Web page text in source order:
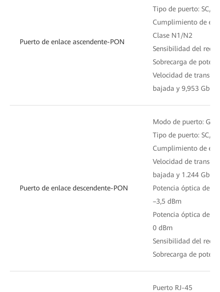
Puerto de enlace ascendente-PON
Tipo de puerto: SC/
Cumplimiento de
Clase N1/N2
Sensibilidad del
Sobrecarga de
Velocidad de
bajada y 9,953 Gbit/
Puerto de enlace descendente-PON
Modo de puerto:
Tipo de puerto: SC/
Cumplimiento de
Velocidad de
bajada y 1.244 Gbit/
Potencia óptica de
–3,5 dBm
Potencia óptica de
0 dBm
Sensibilidad del
Sobrecarga de
Puerto RJ-45